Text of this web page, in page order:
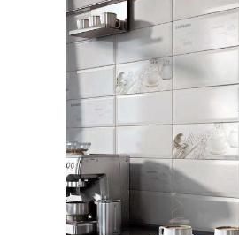
Наклейки на фартук
Фартук в зоне